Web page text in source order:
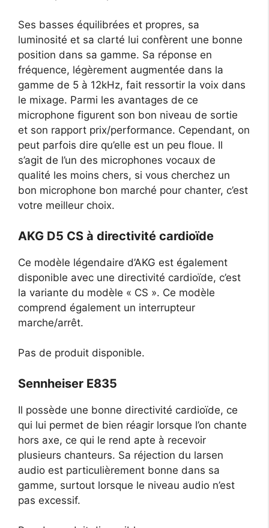
Ses basses équilibrées et propres, sa
luminosité et sa clarté lui confèrent une bonne
position dans sa gamme. Sa réponse en
fréquence, légèrement augmentée dans la
gamme de 5 à 12kHz, fait ressortir la voix dans
le mixage. Parmi les avantages de ce
microphone figurent son bon niveau de sortie
et son rapport prix/performance. Cependant, on
peut parfois dire qu’elle est un peu floue. Il
s’agit de l’un des microphones vocaux de
qualité les moins chers, si vous cherchez un
bon microphone bon marché pour chanter, c’est
votre meilleur choix.
AKG D5 CS à directivité cardioïde
Ce modèle légendaire d’AKG est également
disponible avec une directivité cardioïde, c’est
la variante du modèle « CS ». Ce modèle
comprend également un interrupteur
marche/arrêt.
Pas de produit disponible.
Sennheiser E835
Il possède une bonne directivité cardioïde, ce
qui lui permet de bien réagir lorsque l’on chante
hors axe, ce qui le rend apte à recevoir
plusieurs chanteurs. Sa réjection du larsen
audio est particulièrement bonne dans sa
gamme, surtout lorsque le niveau audio n’est
pas excessif.